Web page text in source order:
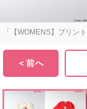
「【WOMENS】プリ
＜前へ